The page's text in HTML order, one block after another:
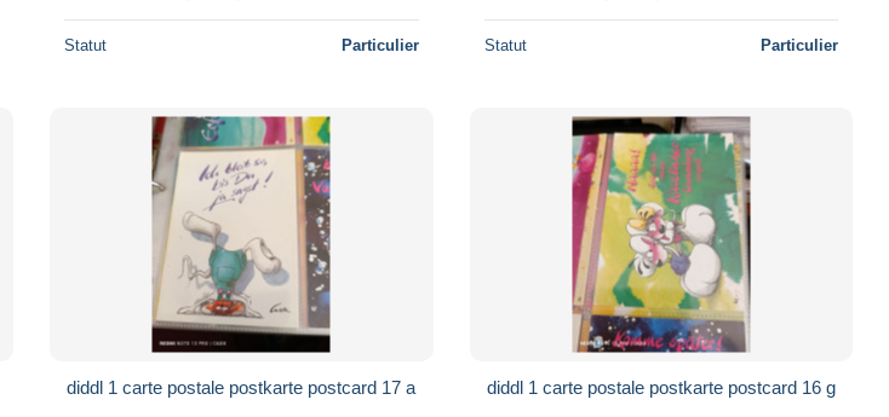
Statut Particulier Statut Particulier
diddl 1 carte postale postkarte postcard 17 a diddl 1 carte postale postkarte postcard 16 g